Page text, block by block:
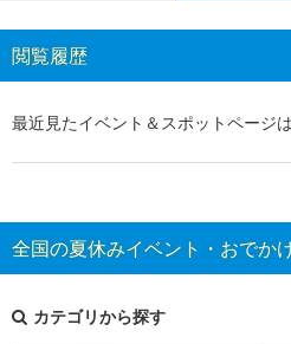
閲覧履歴
最近見たイベント＆スポットページ
全国の夏休みイベント・おでか
カテゴリから探す